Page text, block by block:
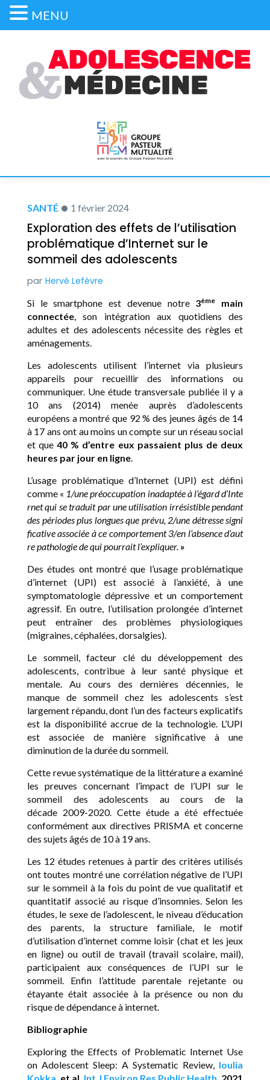
SANTÉ 1 février 2024
Exploration des effets de l’utilisation
problématique d’Internet sur le
sommeil des adolescents
Hervé Lefèvre
Si le smartphone est devenue notre 3ème
main
connectée , son intégration aux quotidiens des
adultes et des adolescents nécessite des règles et
aménagements.
Les adolescents utilisent l’internet via plusieurs
appareils pour recueillir des informations ou
communiquer. Une étude transversale publiée il y a
10 ans (2014) menée auprès d’adolescents
européens a montré que 92 % des jeunes âgés de 14
à 17 ans ont au moins un compte sur un réseau social
et que40 % d’entre eux passaient plus de deux
heures par jour en ligne
L’usage problématique d’Internet (UPI) est défini
comme « 1/une préoccupation inadaptée à l’égard d’Inte
rnet qui se traduit par une utilisation irrésistible pendant
des périodes plus longues que prévu, 2/une détresse signi
ficative associée à ce comportement 3/en l’absence d’aut
re pathologie de qui pourrait l’expliquer. »
Des études ont montré que l’usage problématique
d’internet (UPI) est associé à l’anxiété, à une
symptomatologie dépressive et un comportement
agressif. En outre, l’utilisation prolongée d’internet
peut entraîner des problèmes physiologiques
(migraines, céphalées, dorsalgies).
Le sommeil, facteur clé du développement des
adolescents, contribue à leur santé physique et
mentale. Au cours des dernières décennies, le
manque de sommeil chez les adolescents s’est
largement répandu, dont l’un des facteurs explicatifs
est la disponibilité accrue de la technologie. L’UPI
est associée de manière significative à une
diminution de la durée du sommeil.
Cette revue systématique de la littérature a examiné
les preuves concernant l’impact de l’UPI sur le
sommeil des adolescents au cours de la
décade 2009-2020. Cette étude a été effectuée
conformément aux directives PRISMA et concerne
des sujets âgés de 10 à 19 ans.
Les 12 études retenues à partir des critères utilisés
ont toutes montré une corrélation négative de l’UPI
sur le sommeil à la fois du point de vue qualitatif et
quantitatif associé au risque d’insomnies. Selon les
études, le sexe de l’adolescent, le niveau d’éducation
des parents, la structure familiale, le motif
d’utilisation d’internet comme loisir (chat et les jeux
en ligne) ou outil de travail (travail scolaire, mail),
participaient aux conséquences de l’UPI sur le
sommeil. Enfin l’attitude parentale rejetante ou
étayante était associée à la présence ou non du
risque de dépendance à internet.
Bibliographie
Exploring the Effects of Problematic Internet Use
on Adolescent Sleep: A Systematic Review, Ioulia
Kokka , et al. Int J Environ Res Public Health. 2021
MENU